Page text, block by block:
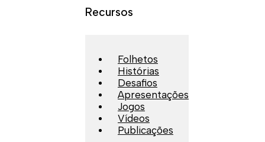
Recursos
Folhetos
Histórias
Desafios
Apresentações
Jogos
Vídeos
Publicações